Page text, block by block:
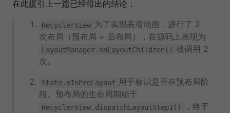
在此援引上一篇已经得出的结论：
RecyclerView 为了实现表项动画，进行了 2
次布局（预布局 + 后布局），在源码上表现为
LayoutManager.onLayoutChildren() 被调用 2
次。
State.mInPreLayout 用于标识是否在预布局阶
段。预布局的生命周期始于
RecyclerView.dispatchLayoutStep1() ，终于